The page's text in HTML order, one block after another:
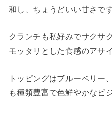
和し、ちょうどいい甘さです
クランチも私好みでサクサ
モッタリとした食感のアサ
トッピングはブルーベリー
も種類豊富で色鮮やかなビ